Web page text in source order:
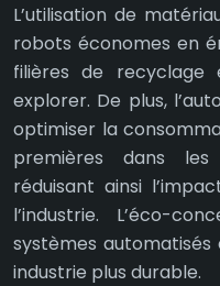
L’utilisation de
robots économes en
filières de
explorer. De plus,
optimiser la
premières dans
réduisant ainsi
l’industrie. L’éco-
systèmes
industrie plus durable.